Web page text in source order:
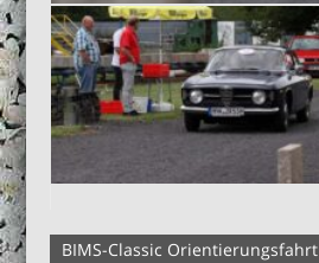
BIMS-Classic Orientierungsfahrt